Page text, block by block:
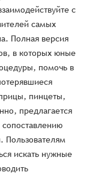
с
самых
Полная версия
в которых юные
помочь в
пинцеты,
предлагается
Пользователям
искать нужные